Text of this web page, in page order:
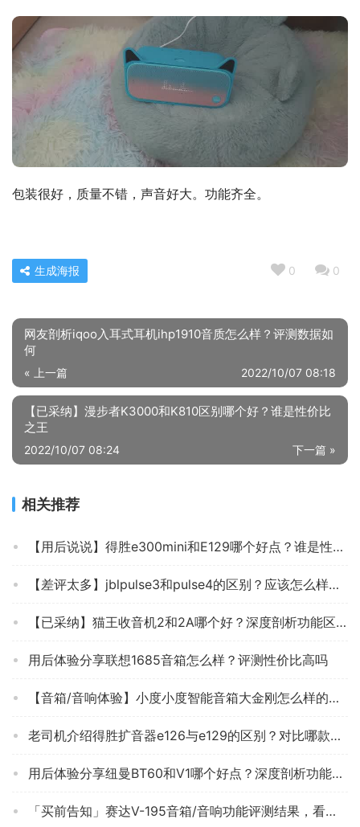
包装很好，质量不错，声音好大。功能齐全。
0 0
生成海报
网友剖析iqoo入耳式耳机ihp1910音质怎么样？评测数据如
何
« 上一篇 2022/10/07 08:18
【已采纳】漫步者K3000和K810区别哪个好？谁是性价比
之王
下一篇 »
2022/10/07 08:24
相关推荐
【用后说说】得胜e300mini和E129哪个好点？谁是性价比之王
【差评太多】jblpulse3和pulse4的区别？应该怎么样选择
【已采纳】猫王收音机2和2A哪个好？深度剖析功能区别
用后体验分享联想1685音箱怎么样？评测性价比高吗
【音箱/音响体验】小度小度智能音箱大金刚怎么样的质量，评测为什么这样？
老司机介绍得胜扩音器e126与e129的区别？对比哪款性价比更高
用后体验分享纽曼BT60和V1哪个好点？深度剖析功能区别
「买前告知」赛达V-195音箱/音响功能评测结果，看看买家怎么样评价的